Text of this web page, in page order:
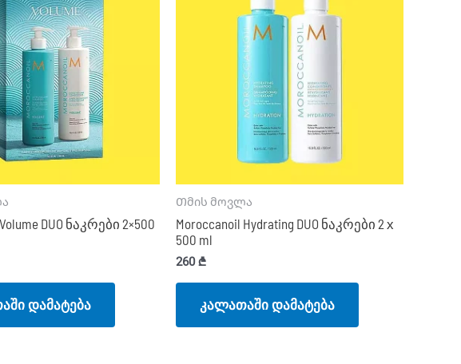
DUO ნაკრები 2×500
დამატება
Თმის მოვლა
Moroccanoil Hydrating DUO ნაკრები 2 х
500 ml
260₾
კალათაში დამატება